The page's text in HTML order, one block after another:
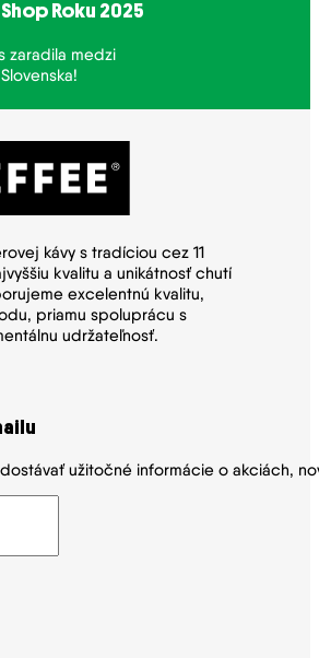
Roku 2025
zaradila medzi
kávy s tradíciou cez 11
kvalitu a unikátnosť chutí
excelentnú kvalitu,
priamu spoluprácu s
udržateľnosť.
užitočné informácie o akciách,